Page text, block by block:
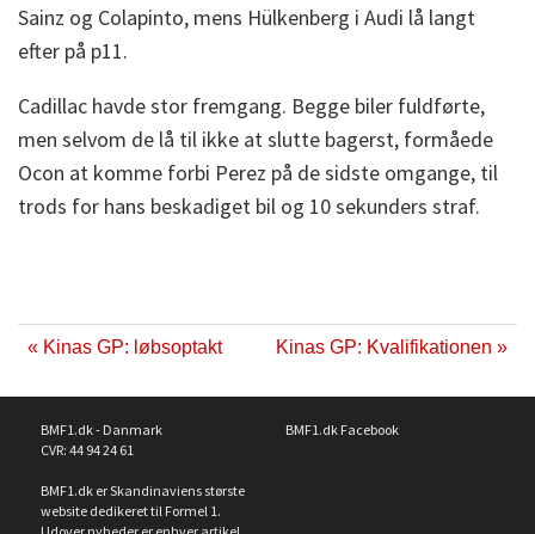
Sainz og Colapinto, mens Hülkenberg i Audi lå langt
efter på p11.
Cadillac havde stor fremgang. Begge biler fuldførte,
men selvom de lå til ikke at slutte bagerst, formåede
Ocon at komme forbi Perez på de sidste omgange, til
trods for hans beskadiget bil og 10 sekunders straf.
« Kinas GP: løbsoptakt Kinas GP: Kvalifikationen »
BMF1.dk - Danmark
CVR: 44 94 24 61
BMF1.dk er Skandinaviens største
website dedikeret til Formel 1.
BMF1.dk Facebook